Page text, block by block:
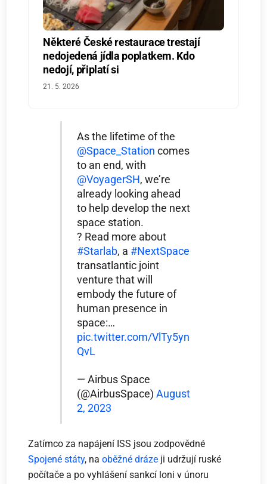
Některé České restaurace trestají
nedojedená jídla poplatkem. Kdo
nedojí, připlatí si
21. 5. 2026
As the lifetime of the
@Space_Station comes
to an end, with
@VoyagerSH , we’re
already looking ahead
to help develop the next
space station.
? Read more about
#Starlab, a #NextSpace
transatlantic joint
venture that will
embody the future of
human presence in
space:…
pic.twitter.com/VlTy5yn
QvL
— Airbus Space
(@AirbusSpace) August
2, 2023
Zatímco za napájení ISS jsou zodpovědné
Spojené státy, naoběžné dráze ji udržují ruské
počítače a po vyhlášení sankcí loni v únoru